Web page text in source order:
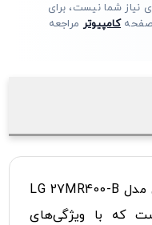
نیاز شما نیست، برای
صفحهکامپیوتر مراجعه
مانیتور گیمینگ 27 اینچ ال جی مدل LG 27MR400-B
که با ویژگی‌های